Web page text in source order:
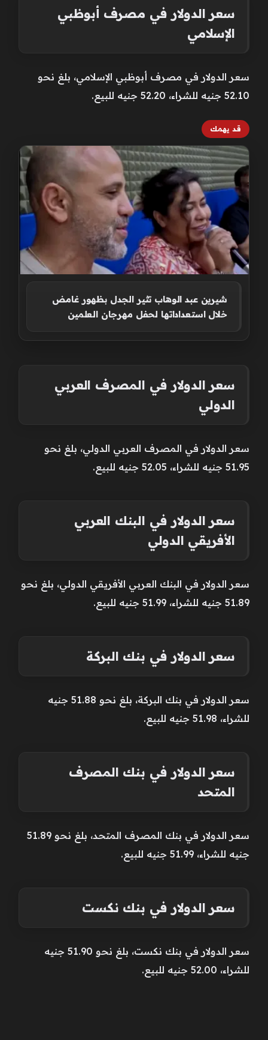
سعر الدولار في مصرف أبوظبي
الإسلامي
سعر الدولار في مصرف أبوظبي الإسلامي، بلغ نحو
52.10 جنيه للشراء، 52.20 جنيه للبيع.
قد يهمك
شيرين عبد الوهاب تثير الجدل بظهور غامض
خلال استعداداتها لحفل مهرجان العلمين
سعر الدولار في المصرف العربي
الدولي
سعر الدولار في المصرف العربي الدولي، بلغ نحو
51.95 جنيه للشراء، 52.05 جنيه للبيع.
سعر الدولار في البنك العربي
الأفريقي الدولي
سعر الدولار في البنك العربي الأفريقي الدولي، بلغ نحو
51.89 جنيه للشراء، 51.99 جنيه للبيع.
سعر الدولار في بنك البركة
سعر الدولار في بنك البركة، بلغ نحو 51.88 جنيه
للشراء، 51.98 جنيه للبيع.
سعر الدولار في بنك المصرف
المتحد
سعر الدولار في بنك المصرف المتحد، بلغ نحو 51.89
جنيه للشراء، 51.99 جنيه للبيع.
سعر الدولار في بنك نكست
سعر الدولار في بنك نكست، بلغ نحو 51.90 جنيه
للشراء، 52.00 جنيه للبيع.